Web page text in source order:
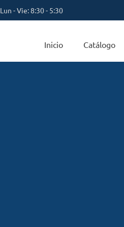
Lun - Vie: 8:30 - 5:30
Inicio Catálogo